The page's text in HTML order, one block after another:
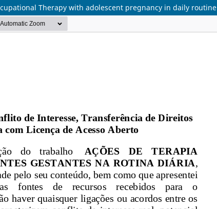
Therapy with adolescent pregnancy in daily routine